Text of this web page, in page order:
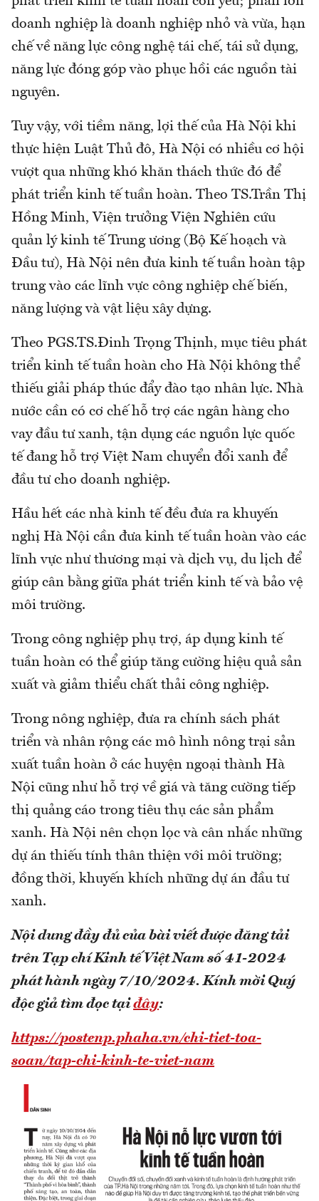
doanh nghiệp là doanh nghiệp nhỏ và vừa, hạn
chế về năng lực công nghệ tái chế, tái sử dụng,
năng lực đóng góp vào phục hồi các nguồn tài
nguyên.
Tuy vậy, với tiềm năng, lợi thế của Hà Nội khi
thực hiện Luật Thủ đô, Hà Nội có nhiều cơ hội
vượt qua những khó khăn thách thức đó để
phát triển kinh tế tuần hoàn. Theo TS.Trần Thị
Hồng Minh, Viện trưởng Viện Nghiên cứu
quản lý kinh tế Trung ương (Bộ Kế hoạch và
Đầu tư), Hà Nội nên đưa kinh tế tuần hoàn tập
trung vào các lĩnh vực công nghiệp chế biến,
năng lượng và vật liệu xây dựng.
Theo PGS.TS.Đinh Trọng Thịnh, mục tiêu phát
triển kinh tế tuần hoàn cho Hà Nội không thể
thiếu giải pháp thúc đẩy đào tạo nhân lực. Nhà
nước cần có cơ chế hỗ trợ các ngân hàng cho
vay đầu tư xanh, tận dụng các nguồn lực quốc
tế đang hỗ trợ Việt Nam chuyển đổi xanh để
đầu tư cho doanh nghiệp.
Hầu hết các nhà kinh tế đều đưa ra khuyến
nghị Hà Nội cần đưa kinh tế tuần hoàn vào các
lĩnh vực như thương mại và dịch vụ, du lịch để
giúp cân bằng giữa phát triển kinh tế và bảo vệ
môi trường.
Trong công nghiệp phụ trợ, áp dụng kinh tế
tuần hoàn có thể giúp tăng cường hiệu quả sản
xuất và giảm thiểu chất thải công nghiệp.
Trong nông nghiệp, đưa ra chính sách phát
triển và nhân rộng các mô hình nông trại sản
xuất tuần hoàn ở các huyện ngoại thành Hà
Nội cũng như hỗ trợ về giá và tăng cường tiếp
thị quảng cáo trong tiêu thụ các sản phẩm
xanh. Hà Nội nên chọn lọc và cân nhắc những
dự án thiếu tính thân thiện với môi trường;
đồng thời, khuyến khích những dự án đầu tư
xanh.
Nội dung đầy đủ của bài viết được đăng tải
trên Tạp chí Kinh tế Việt Nam số 41-2024
phát hành ngày 7/10/2024. Kính mời Quý
độc giả tìm đọc tại đây:
https://postenp.phaha.vn/chi-tiet-toa-
soan/tap-chi-kinh-te-viet-nam